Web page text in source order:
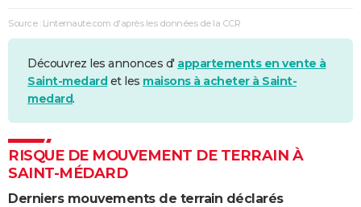
Source : Linternaute.com d'après les données de la CCR
Découvrez les annonces d' appartements en vente à
Saint-medard et les maisons à acheter à Saint-
medard.
RISQUE DE MOUVEMENT DE TERRAIN À
SAINT-MÉDARD
Derniers mouvements de terrain déclarés